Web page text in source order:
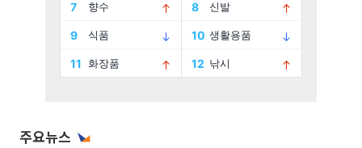
주요뉴스